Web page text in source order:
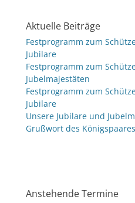
Aktuelle Beiträge
Festprogramm zum
Jubilare
Festprogramm zum
Jubelmajestäten
Festprogramm zum
Jubilare
Unsere Jubilare und
Grußwort des
Anstehende Termine